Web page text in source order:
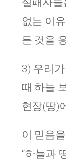
실패자들
없는 이
든 것을
3) 우리
때 하늘
현장(땅)
이 믿음
“하늘과